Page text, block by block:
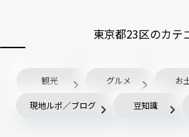
東京都23区のカテ
観光 グルメ お
現地ルポ／ブログ 豆知識